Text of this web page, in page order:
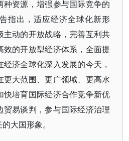
种资源，增强参与国际竞争的
指出，适应经济全球化新形
主动的开放战略，完善互利共
效的开放型经济体系，全面提
济全球化深入发展的今天，
大范围、更广领域、更高水
快培育国际经济合作竞争新优
易谈判，参与国际经济治理
大国形象。